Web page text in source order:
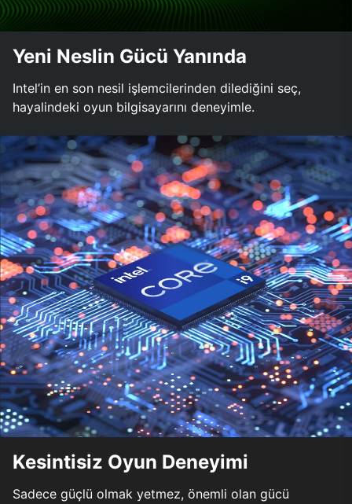
Yeni Neslin Gücü Yanında
Intel’in en son nesil işlemcilerinden dilediğini seç,
hayalindeki oyun bilgisayarını deneyimle.
Kesintisiz Oyun Deneyimi
Sadece güçlü olmak yetmez, önemli olan gücü